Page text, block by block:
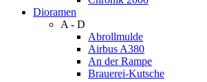
Dioramen
A - D
Abrollmulde
Airbus A380
An der Rampe
Brauerei-Kutsche